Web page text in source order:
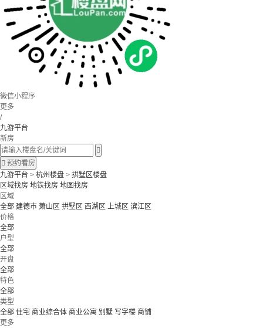
微信小程序
更多
/
九游平台
新房

 预约看房
九游平台 > 杭州楼盘 > 拱墅区楼盘
区域找房 地铁找房 地图找房
区域
全部 建德市 萧山区 拱墅区 西湖区 上城区 滨江区
价格
全部
户型
全部
开盘
全部
特色
全部
类型
全部 住宅 商业综合体 商业公寓 别墅 写字楼 商铺
更多